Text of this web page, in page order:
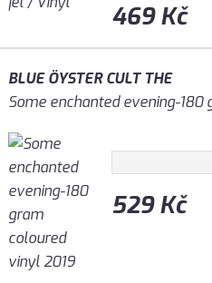
469 Kč
BLUE ÖYSTER CULT THE
Some enchanted evening-
529 Kč